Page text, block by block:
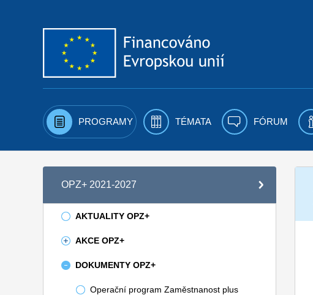
PROGRAMY TÉMATA FÓRUM
OPZ+ 2021-2027
AKTUALITY OPZ+
AKCE OPZ+
DOKUMENTY OPZ+
Operační program Zaměstnanost plus